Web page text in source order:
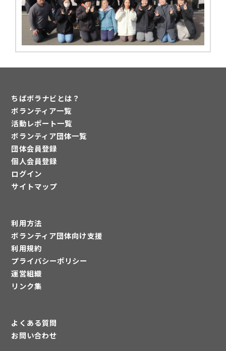
ちばボラナビとは？
ボランティア一覧
活動レポート一覧
ボランティア団体一覧
団体会員登録
個人会員登録
ログイン
サイトマップ
利用方法
ボランティア団体向け支援
利用規約
プライバシーポリシー
運営組織
リンク集
よくある質問
お問い合わせ